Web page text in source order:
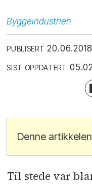
Byggeindustrien
PUBLISERT
SIST OPPDATERT
Denne
Til stede var